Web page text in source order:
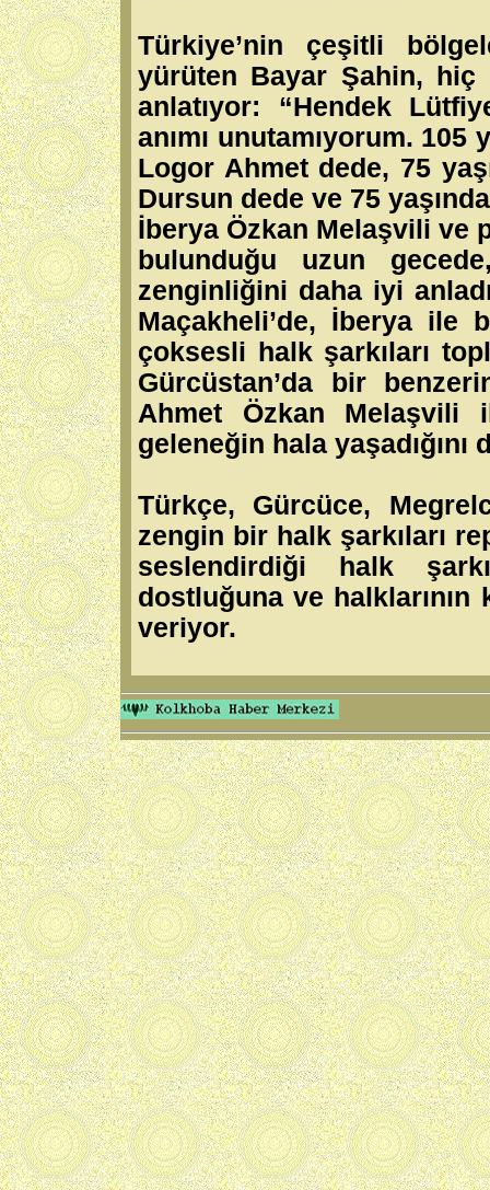
Türkiye’nin çeşitli
yürüten Bayar Şahin, hiç
anlatıyor: “Hendek
anımı unutamıyorum. 105
Logor Ahmet dede, 75
Dursun dede ve 75
İberya Özkan Melaşvili ve
bulunduğu uzun
zenginliğini daha iyi
Maçakheli’de, İberya ile
çoksesli halk şarkıları
Gürcüstan’da bir
Ahmet Özkan Melaşvili
geleneğin hala
Türkçe, Gürcüce,
zengin bir halk şarkıları
seslendirdiği halk
dostluğuna ve
veriyor.